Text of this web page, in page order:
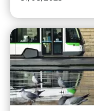
judicieuse pour les